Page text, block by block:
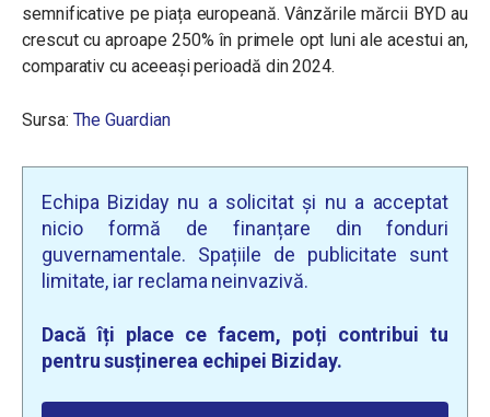
semnificative pe piața europeană. Vânzările mărcii BYD au
crescut cu aproape 250% în primele opt luni ale acestui an,
comparativ cu aceeași perioadă din 2024.
Sursa: The Guardian
Echipa Biziday nu a solicitat și nu a acceptat
nicio formă de finanțare din fonduri
guvernamentale. Spațiile de publicitate sunt
limitate, iar reclama neinvazivă.
Dacă îți place ce facem, poți contribui tu
pentru susținerea echipei Biziday.